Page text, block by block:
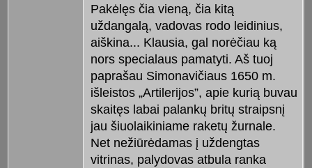
Pakėlęs čia vieną, čia kitą
uždangalą, vadovas rodo leidinius,
aiškina... Klausia, gal norėčiau ką
nors specialaus pamatyti. Aš tuoj
paprašau Simonavičiaus 1650 m.
išleistos „Artilerijos”, apie kurią buvau
skaitęs labai palankų britų straipsnį
jau šiuolaikiniame raketų žurnale.
Net nežiūrėdamas į uždengtas
vitrinas, palydovas atbula ranka